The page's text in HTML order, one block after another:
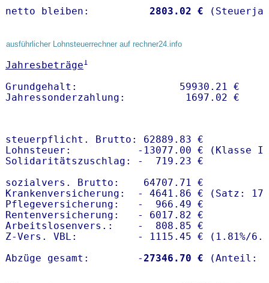
netto bleiben: 2803.02 €
ausführlicher Lohnsteuerrechner auf rechner24.info
Jahresbeträge1
Grundgehalt:                 59930.21 €
steuerpflicht. Brutto: 62889.83 €
Lohnsteuer:           -13077.00 € (Klasse I)
Solidaritätszuschlag: -  719.23 €
sozialvers. Brutto:    64707.71 €
Krankenversicherung:  - 4641.86 € (Satz:
Pflegeversicherung:   -  966.49 €
Rentenversicherung:   - 6017.82 €
Arbeitslosenvers.:    -  808.85 €
Z-Vers. VBL:          - 1115.45 € ( 1.81%/
Abzüge gesamt:        -27346.70 €